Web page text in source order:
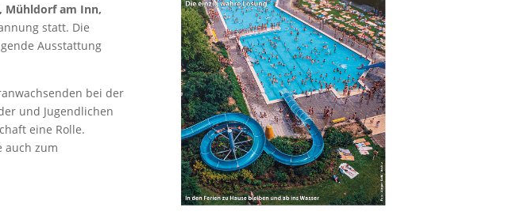
Mühldorf am Inn,
statt. Die
Ausstattung
bei der
und Jugendlichen
eine Rolle.
auch zum